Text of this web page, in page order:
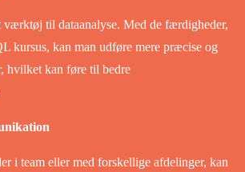
til dataanalyse. Med de færdigheder,
kursus, kan man udføre mere præcise og
hvilket kan føre til bedre
i team eller med forskellige afdelinger, kan